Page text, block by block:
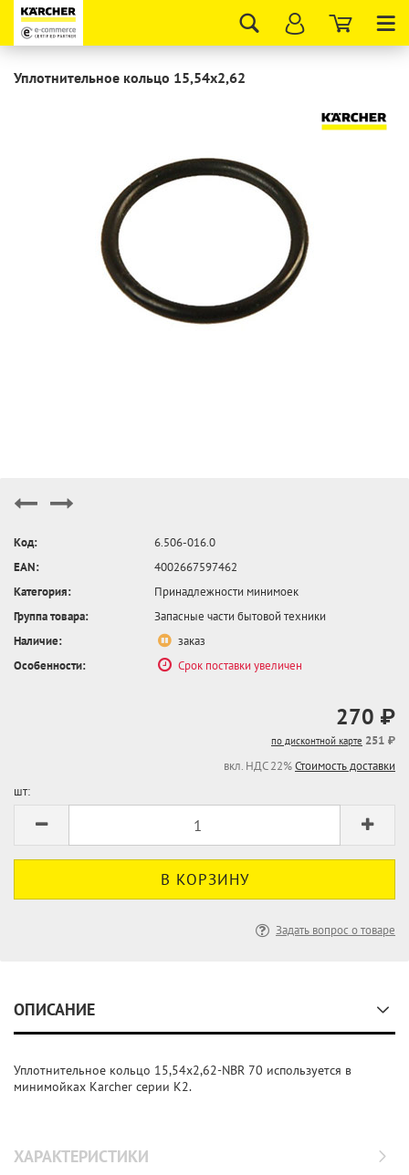
Уплотнительное кольцо 15,54x2,62
Код:
6.506-016.0
EAN:
4002667597462
Категория:
Принадлежности минимоек
Группа товара:
Запасные части бытовой техники
Наличие:
заказ
Особенности:
Срок поставки увеличен
270 ₽
по дисконтной карте 251 ₽
вкл. НДС 22%Стоимость доставки
шт:
Задать вопрос о товаре
ОПИСАНИЕ
Уплотнительное кольцо 15,54x2,62-NBR 70 используется в
минимойках Karcher серии K2.
ХАРАКТЕРИСТИКИ